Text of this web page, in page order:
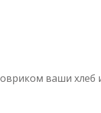
ваши хлеб